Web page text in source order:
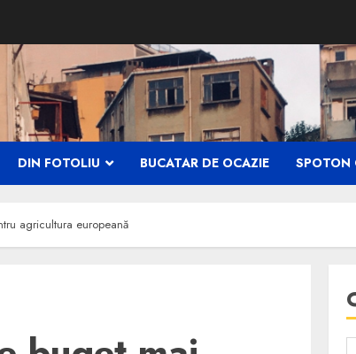
DIN FOTOLIU BUCATAR DE OCAZIE SPOTON
agricultura europeană